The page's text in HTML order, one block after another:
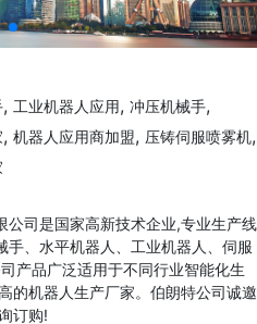
, 工业机器人应用, 冲压机械手,
, 机器人应用商加盟, 压铸伺服喷雾机,
公司是国家高新技术企业,专业生产线
、水平机器人、工业机器人、伺服
产品广泛适用于不同行业智能化生
的机器人生产厂家。伯朗特公司诚邀
订购!